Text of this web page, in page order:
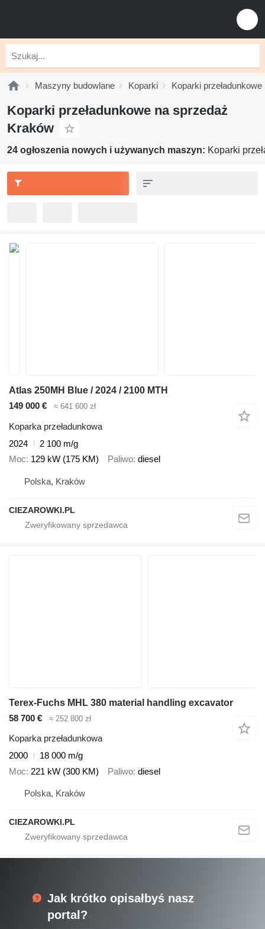
Maszyny budowlane Koparki Koparki przeładunkowe
Koparki przeładunkowe na sprzedaż
Kraków
24 ogłoszenia nowych i używanych maszyn: Koparki
Atlas 250MH Blue / 2024 / 2100 MTH
149 000 €
≈ 641 600 zł
Koparka przeładunkowa
2024
2 100 m/g
Moc 129 kW (175 KM) Paliwo diesel
Polska, Kraków
CIEZAROWKI.PL
Terex-Fuchs MHL 380 material handling excavator
58 700 €
≈ 252 800 zł
Koparka przeładunkowa
2000
18 000 m/g
Moc 221 kW (300 KM) Paliwo diesel
Polska, Kraków
CIEZAROWKI.PL
Jak krótko opisałbyś nasz
portal?